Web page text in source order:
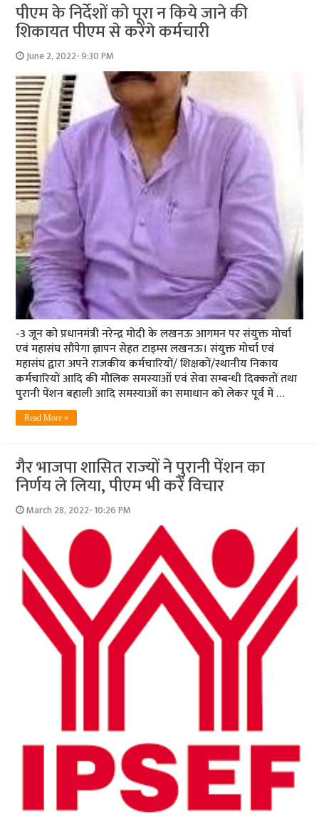
पीएम के निर्देशों को पूरा न किये जाने की
शिकायत पीएम से करेंगे कर्मचारी
June 2, 2022- 9:30 PM
-3 जून को प्रधानमंत्री नरेन्‍द्र मोदी के लखनऊ आगमन पर संयुक्त मोर्चा
एवं महासंघ सौंपेगा ज्ञापन सेहत टाइम्‍स लखनऊ। संयुक्त मोर्चा एवं
महासंघ द्वारा अपने राजकीय कर्मचारियों/ शिक्षकों/स्थानीय निकाय
कर्मचारियों आदि की मौलिक समस्याओं एवं सेवा सम्बन्धी दिक्कतों तथा
पुरानी पेंशन बहाली आदि समस्याओं का समाधान को लेकर पूर्व में …
Read More »
गैर भाजपा शासित राज्‍यों ने पुरानी पेंशन का
निर्णय ले लिया, पीएम भी करें विचार
March 28, 2022- 10:26 PM